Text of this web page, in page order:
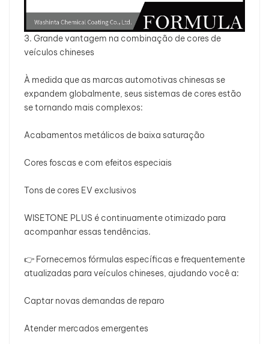
3. Grande vantagem na combinação de cores de
veículos chineses
À medida que as marcas automotivas chinesas se
expandem globalmente, seus sistemas de cores estão
se tornando mais complexos:
Acabamentos metálicos de baixa saturação
Cores foscas e com efeitos especiais
Tons de cores EV exclusivos
WISETONE PLUS é continuamente otimizado para
acompanhar essas tendências.
👉 Fornecemos fórmulas específicas e frequentemente
atualizadas para veículos chineses, ajudando você a:
Captar novas demandas de reparo
Atender mercados emergentes